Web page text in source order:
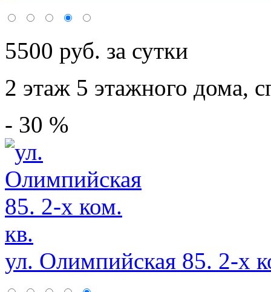
5500 руб. за сутки
2 этаж 5 этажного дома,
- 30 %
ул. Олимпийская 85. 2-х